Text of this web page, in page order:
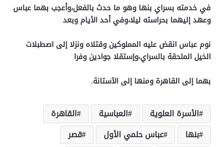
في خدمته بسراي بنها وهو ما حدث بالفعل،وأعجب بهما عباس
وعهد إليهما بحراسته ليلا،وفي أحد الأيام وبعد
نوم عباس انقض عليه المملوكين وقتلاه ونزلا إلى اصطبلات
الخيل الملحقة بالسراي،وإستقلا جوادين وفرا
بهما إلى القاهرة ومنها إلى الآستانة.
الأسرة العلوية العباسية
القاهرة
بنها
عباس حلمي الأول
قصر